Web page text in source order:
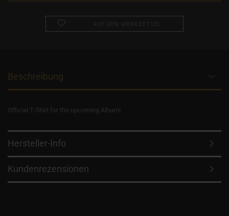
Beschreibung
Official T-Shirt for the upcoming Album!
Hersteller-Info
Kundenrezensionen